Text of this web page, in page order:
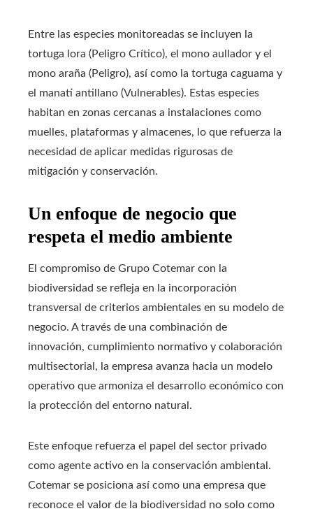
Entre las especies monitoreadas se incluyen la
tortuga lora (Peligro Crítico), el mono aullador y el
mono araña (Peligro), así como la tortuga caguama y
el manatí antillano (Vulnerables). Estas especies
habitan en zonas cercanas a instalaciones como
muelles, plataformas y almacenes, lo que refuerza la
necesidad de aplicar medidas rigurosas de
mitigación y conservación.
Un enfoque de negocio que
respeta el medio ambiente
El compromiso de Grupo Cotemar con la
biodiversidad se refleja en la incorporación
transversal de criterios ambientales en su modelo de
negocio. A través de una combinación de
innovación, cumplimiento normativo y colaboración
multisectorial, la empresa avanza hacia un modelo
operativo que armoniza el desarrollo económico con
la protección del entorno natural.
Este enfoque refuerza el papel del sector privado
como agente activo en la conservación ambiental.
Cotemar se posiciona así como una empresa que
reconoce el valor de la biodiversidad no solo como